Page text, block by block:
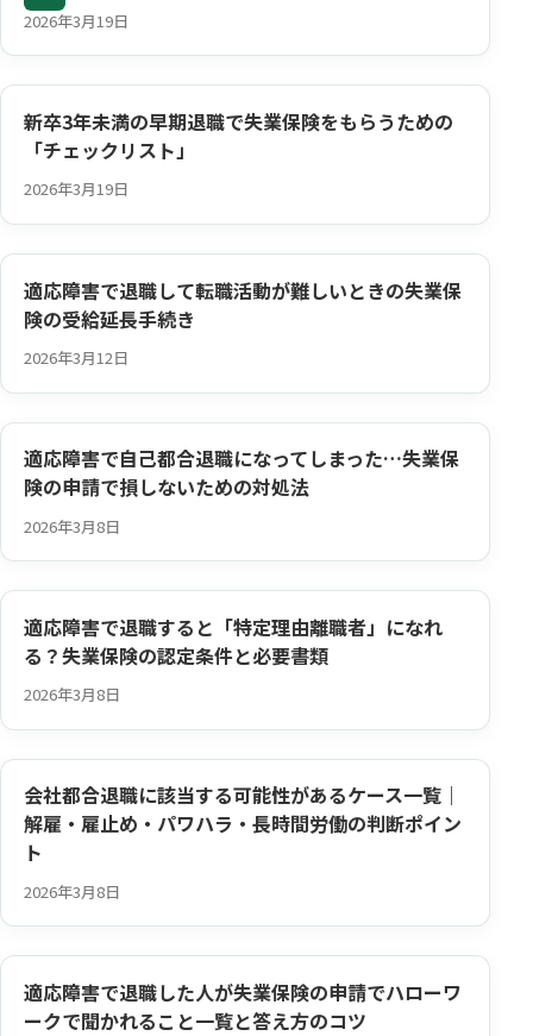
2026年3月19日
新卒3年未満の早期退職で失業保険をもらうための
「チェックリスト」
2026年3月19日
適応障害で退職して転職活動が難しいときの失業保
険の受給延長手続き
2026年3月12日
適応障害で自己都合退職になってしまった…失業保
険の申請で損しないための対処法
2026年3月8日
適応障害で退職すると「特定理由離職者」になれ
る？失業保険の認定条件と必要書類
2026年3月8日
会社都合退職に該当する可能性があるケース一覧｜
解雇・雇止め・パワハラ・長時間労働の判断ポイン
ト
2026年3月8日
適応障害で退職した人が失業保険の申請でハローワ
ークで聞かれること一覧と答え方のコツ